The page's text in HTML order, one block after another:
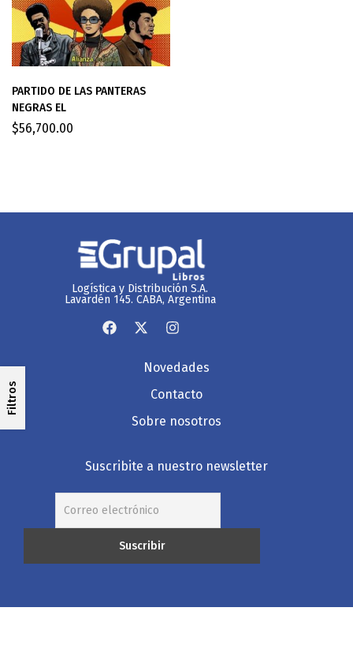
Filtros
PARTIDO DE LAS PANTERAS
NEGRAS EL
$56,700.00
Logística y Distribución S.A.
Lavardén 145. CABA, Argentina
Novedades
Contacto
Sobre nosotros
Suscribite a nuestro newsletter